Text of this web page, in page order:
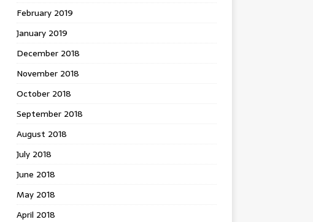
February 2019
January 2019
December 2018
November 2018
October 2018
September 2018
August 2018
July 2018
June 2018
May 2018
April 2018